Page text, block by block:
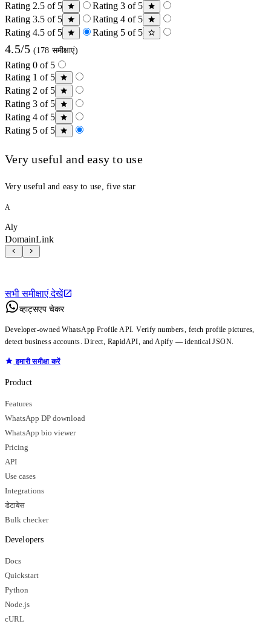
Rating 2.5 of 5
Rating 3 of 5
Rating 3.5 of 5
Rating 4 of 5
Rating 4.5 of 5
Rating 5 of 5
4.5/5 (178 समीक्षाएं)
Rating 0 of 5
Rating 1 of 5
Rating 2 of 5
Rating 3 of 5
Rating 4 of 5
Rating 5 of 5
Very useful and easy to use
Very useful and easy to use, five star
A
Aly
DomainLink
सभी समीक्षाएं देखें
व्हाट्सएप चेकर
Developer-owned WhatsApp Profile API. Verify numbers, fetch profile pictures,
detect business accounts. Direct, RapidAPI, and Apify — identical JSON.
हमारी समीक्षा करें
Product
Features
WhatsApp DP download
WhatsApp bio viewer
Pricing
API
Use cases
Integrations
डेटाबेस
Bulk checker
Developers
Docs
Quickstart
Python
Node.js
cURL